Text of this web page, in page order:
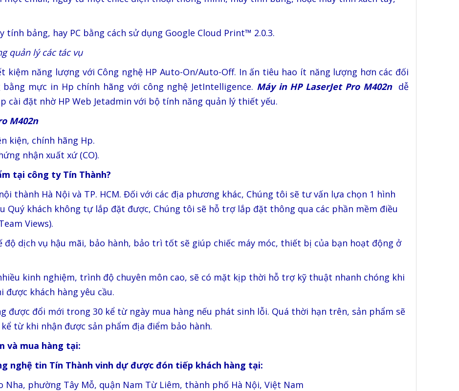
bảng, hay PC bằng cách sử dụng Google Cloud Print™ 2.0.3.
quản lý các tác vụ
kiệm năng lượng với Công nghệ HP Auto-On/Auto-Off. In ấn tiêu hao ít năng lượng hơn các đối
mực in Hp chính hãng với công nghệ JetIntelligence. Máy in HP LaserJet Pro M402n dễ
cài đặt nhờ HP Web Jetadmin với bộ tính năng quản lý thiết yếu.
M402n
kiện, chính hãng Hp.
nhận xuất xứ (CO).
tại công ty Tín Thành?
thành Hà Nội và TP. HCM. Đối với các địa phương khác, Chúng tôi sẽ tư vấn lựa chọn 1 hình
Quý khách không tự lắp đặt được, Chúng tôi sẽ hỗ trợ lắp đặt thông qua các phần mềm điều
Views).
độ dịch vụ hậu mãi, bảo hành, bảo trì tốt sẽ giúp chiếc máy móc, thiết bị của bạn hoạt động ở
kinh nghiệm, trình độ chuyên môn cao, sẽ có mặt kịp thời hỗ trợ kỹ thuật nhanh chóng khi
được khách hàng yêu cầu.
được đổi mới trong 30 kể từ ngày mua hàng nếu phát sinh lỗi. Quá thời hạn trên, sản phẩm sẽ
từ khi nhận được sản phẩm địa điểm bảo hành.
và mua hàng tại:
nghệ tin Tín Thành vinh dự được đón tiếp khách hàng tại:
Nha, phường Tây Mỗ, quận Nam Từ Liêm, thành phố Hà Nội, Việt Nam